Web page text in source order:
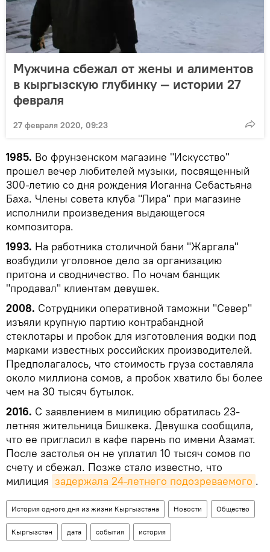
Мужчина сбежал от жены и алиментов
в кыргызскую глубинку — истории 27
февраля
27 февраля 2020, 09:23
1985. Во фрунзенском магазине "Искусство"
прошел вечер любителей музыки, посвященный
300-летию со дня рождения Иоганна Себастьяна
Баха. Члены совета клуба "Лира" при магазине
исполнили произведения выдающегося
композитора.
1993. На работника столичной бани "Жаргала"
возбудили уголовное дело за организацию
притона и сводничество. По ночам банщик
"продавал" клиентам девушек.
2008. Сотрудники оперативной таможни "Север"
изъяли крупную партию контрабандной
стеклотары и пробок для изготовления водки под
марками известных российских производителей.
Предполагалось, что стоимость груза составляла
около миллиона сомов, а пробок хватило бы более
чем на 30 тысяч бутылок.
2016. С заявлением в милицию обратилась 23-
летняя жительница Бишкека. Девушка сообщила,
что ее пригласил в кафе парень по имени Азамат.
После застолья он не уплатил 10 тысяч сомов по
счету и сбежал. Позже стало известно, что
милиция задержала 24-летнего подозреваемого .
История одного дня из жизни Кыргызстана Новости Общество
Кыргызстан дата события история